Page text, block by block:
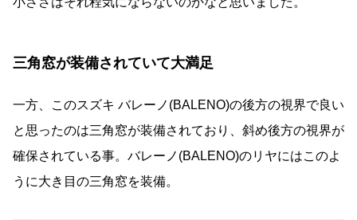
三角窓が装備されていて大満足
一方、このスズキ バレーノ(BALENO)の後方の視界で良い
と思ったのは三角窓が装備されており、斜め後方の視界が
確保されている事。バレーノ(BALENO)のリヤにはこのよ
うに大き目の三角窓を装備。